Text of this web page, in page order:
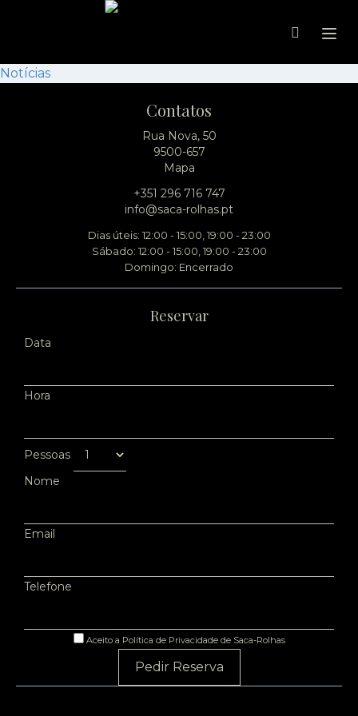
Notícias
Contatos
Rua Nova, 50
9500-657
Mapa
+351 296 716 747
info@saca-rolhas.pt
Dias úteis: 12:00 - 15:00, 19:00 - 23:00
Sábado: 12:00 - 15:00, 19:00 - 23:00
Domingo: Encerrado
Reservar
Data
Hora
Pessoas
Nome
Email
Telefone
Aceito a Política de Privacidade de Saca-Rolhas
Pedir Reserva